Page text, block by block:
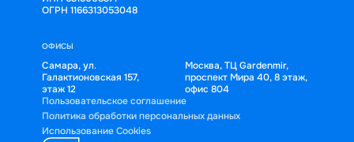
ОГРН 1166313053048
ОФИСЫ
Самара, ул.
Галактионовская 157,
этаж 12
Москва, ТЦ Gardenmir,
проспект Мира 40, 8 этаж,
офис 804
Пользовательское соглашение
Политика обработки персональных данных
Использование Cookies